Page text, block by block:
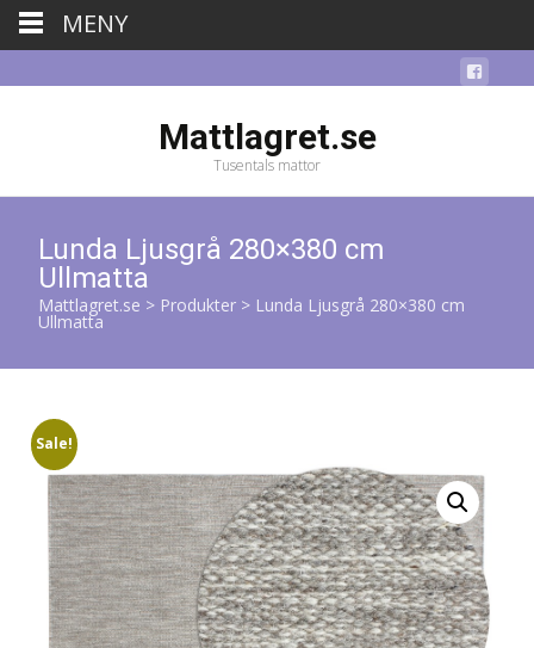
Mattlagret.se
Tusentals mattor
Lunda Ljusgrå 280×380 cm
Ullmatta
Mattlagret.se > Produkter > Lunda Ljusgrå 280×380 cm
Ullmatta
Sale!
MENY